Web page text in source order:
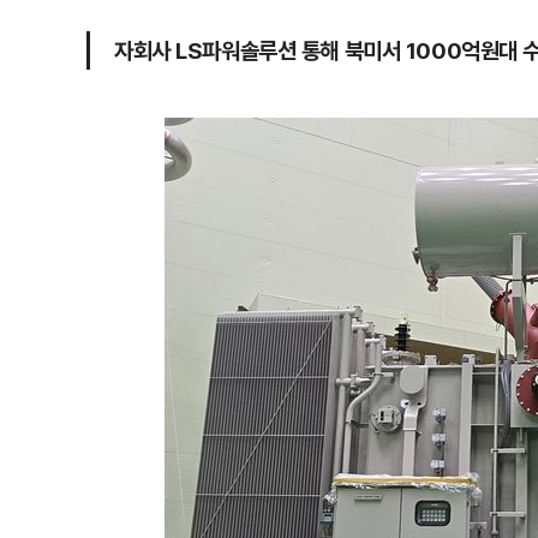
자회사 LS파워솔루션 통해 북미서 1000억원대